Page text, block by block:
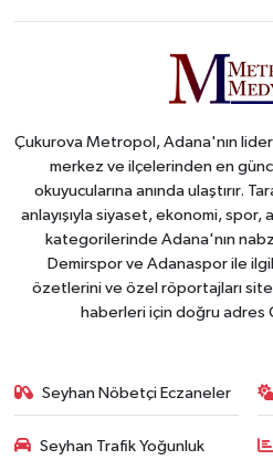
Çukurova Metropol, Adana'nın
merkez ve ilçelerinden en
okuyucularına anında ulaştırır.
anlayışıyla siyaset, ekonomi,
kategorilerinde Adana'nın
Demirspor ve Adanaspor ile
özetlerini ve özel röportajları
haberleri için doğru adres
Seyhan Nöbetçi Eczaneler
Seyhan Trafik Yoğunluk